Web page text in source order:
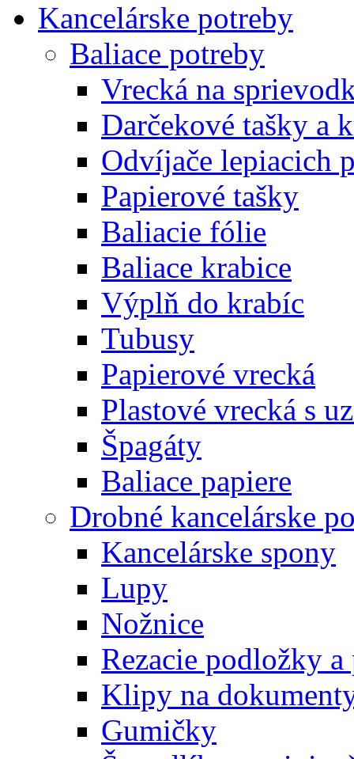
Kancelárske potreby
Baliace potreby
Vrecká na
Darčekové tašky a
Odvíjače lepiacich
Papierové tašky
Baliacie fólie
Baliace krabice
Výplň do krabíc
Tubusy
Papierové vrecká
Plastové vrecká s
Špagáty
Baliace papiere
Drobné kancelárske
Kancelárske spony
Lupy
Nožnice
Rezacie podložky
Klipy na
Gumičky